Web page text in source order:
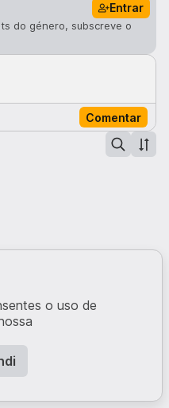
Entrar
do género, subscreve o
Comentar
o uso de